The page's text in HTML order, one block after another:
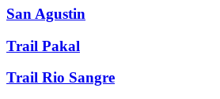
San Agustin
Trail Pakal
Trail Rio Sangre